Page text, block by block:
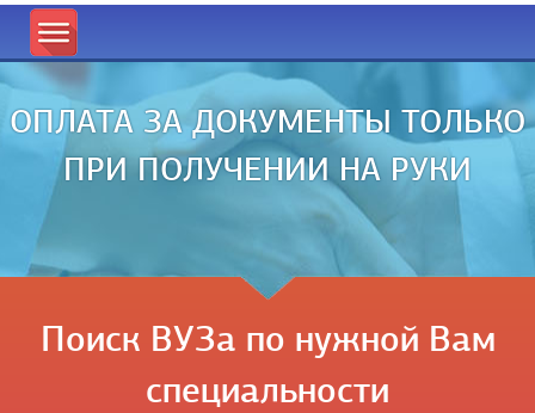
ОПЛАТА ЗА ДОКУМЕНТЫ ТОЛЬКО
ПРИ ПОЛУЧЕНИИ НА РУКИ
Поиск ВУЗа по нужной Вам
специальности